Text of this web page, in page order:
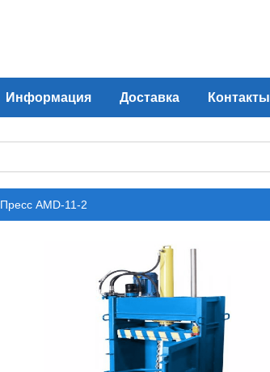
Информация Доставка Контакты
Пресс AMD-11-2